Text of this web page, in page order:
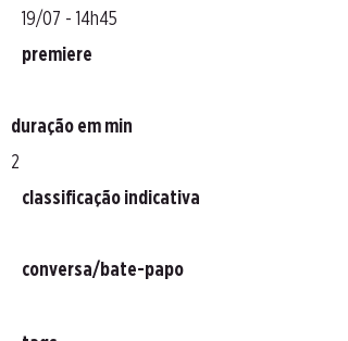
19/07 - 14h45
premiere
duração em min
2
classificação indicativa
conversa/bate-papo